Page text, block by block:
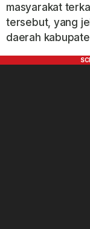
masyarakat
tersebut, yang
daerah